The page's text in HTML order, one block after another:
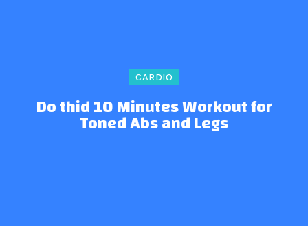
CARDIO
Do thid 10 Minutes Workout for
Toned Abs and Legs